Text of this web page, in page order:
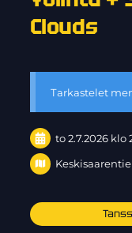
Clouds
Tarkastelet
to 2.7.2026 klo